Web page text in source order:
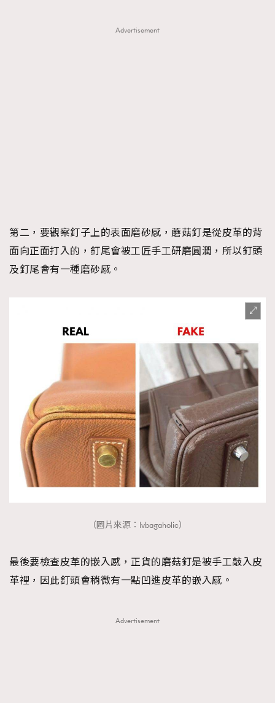
Advertisement
第二，要觀察釘子上的表面磨砂感，蘑菇釘是從皮革的背
面向正面打入的，釘尾會被工匠手工研磨圓潤，所以釘頭
及釘尾會有一種磨砂感。
（圖片來源：lvbagaholic）
最後要檢查皮革的嵌入感，正貨的磨菇釘是被手工敲入皮
革裡，因此釘頭會稍微有一點凹進皮革的嵌入感。
Advertisement